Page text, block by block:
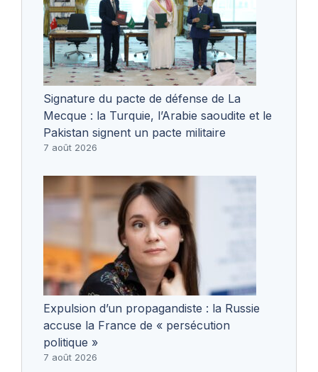
Signature du pacte de défense de La
Mecque : la Turquie, l’Arabie saoudite et le
Pakistan signent un pacte militaire
7 août 2026
Expulsion d’un propagandiste : la Russie
accuse la France de « persécution
politique »
7 août 2026